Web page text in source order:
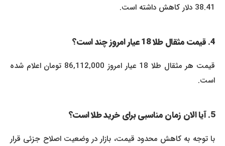
38.41 دلار کاهش داشته است.
قیمت هر مثقال طلا 18 عیار امروز 86,112,000 تومان اعلام شده
است.
با توجه به کاهش محدود قیمت، بازار در وضعیت اصلاح جزئی قرار